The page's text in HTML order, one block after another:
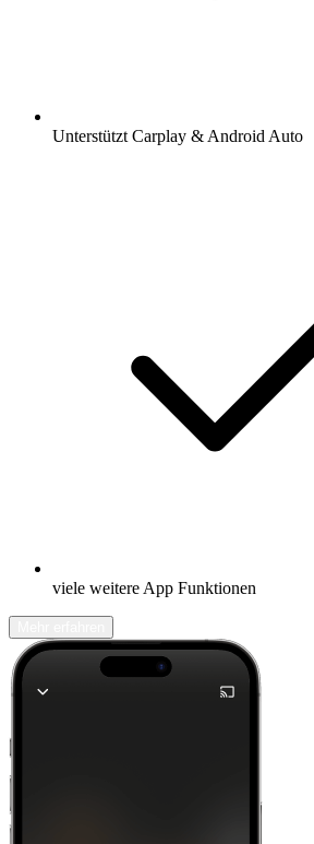
Unterstützt Carplay & Android Auto
viele weitere App Funktionen